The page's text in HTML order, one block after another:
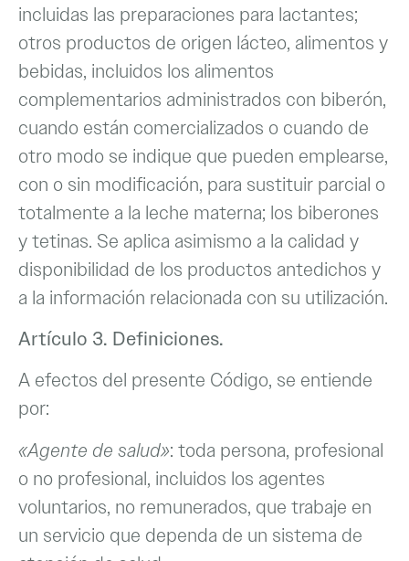
incluidas las preparaciones para lactantes;
otros productos de origen lácteo, alimentos y
bebidas, incluidos los alimentos
complementarios administrados con biberón,
cuando están comercializados o cuando de
otro modo se indique que pueden emplearse,
con o sin modificación, para sustituir parcial o
totalmente a la leche materna; los biberones
y tetinas. Se aplica asimismo a la calidad y
disponibilidad de los productos antedichos y
a la información relacionada con su utilización.
Artículo 3. Definiciones.
A efectos del presente Código, se entiende
por:
«Agente de salud»: toda persona, profesional
o no profesional, incluidos los agentes
voluntarios, no remunerados, que trabaje en
un servicio que dependa de un sistema de